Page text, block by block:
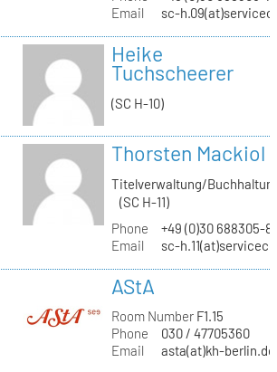
Email
sc-
Heike
Tuchscheerer
(SC H-10)
Thorsten Mackiol
Titelverwaltung/
(SC H-11)
Phone
+49 (0)30 688305-
Email
sc-
AStA
Room NumberF1.15
Phone
030 / 47705360
Email
asta(at)kh-berlin.de